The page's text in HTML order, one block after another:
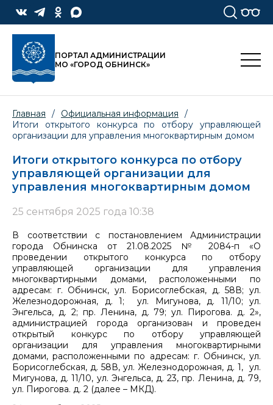
ПОРТАЛ АДМИНИСТРАЦИИ
МО «ГОРОД ОБНИНСК»
Главная / Официальная информация
/
Итоги открытого конкурса по отбору управляющей
организации для управления многоквартирным домом
Итоги открытого конкурса по отбору
управляющей организации для
управления многоквартирным домом
25 сентября 2025 года 10:38
В соответствии с постановлением Администрации
города Обнинска от 21.08.2025 № 2084-п «О
проведении открытого конкурса по отбору
управляющей организации для управления
многоквартирными домами, расположенными по
адресам: г. Обнинск, ул. Борисоглебская, д. 58В; ул.
Железнодорожная, д. 1; ул. Мигунова, д. 11/10; ул.
Энгельса, д. 2; пр. Ленина, д. 79; ул. Пирогова. д. 2»,
администрацией города организован и проведен
открытый конкурс по отбору управляющей
организации для управления многоквартирными
домами, расположенными по адресам: г. Обнинск, ул.
Борисоглебская, д. 58В, ул. Железнодорожная, д. 1, ул.
Мигунова, д. 11/10, ул. Энгельса, д. 23, пр. Ленина, д. 79,
ул. Пирогова. д. 2 (далее – МКД).